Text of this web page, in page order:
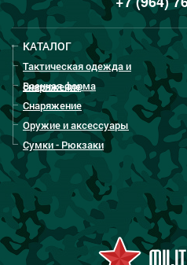
КАТАЛОГ
Тактическая одежда и
снаряжение
Военная форма
Снаряжение
Оружие и аксессуары
Сумки - Рюкзаки